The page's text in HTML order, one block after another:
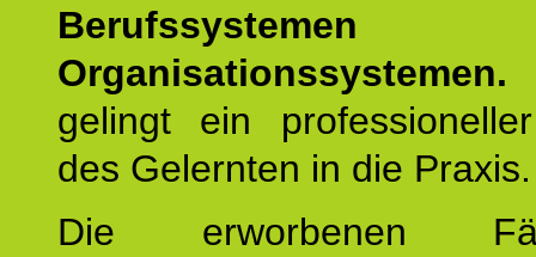
Organisationssystemen.
gelingt ein
des Gelernten in die Praxis.
Die erworbenen